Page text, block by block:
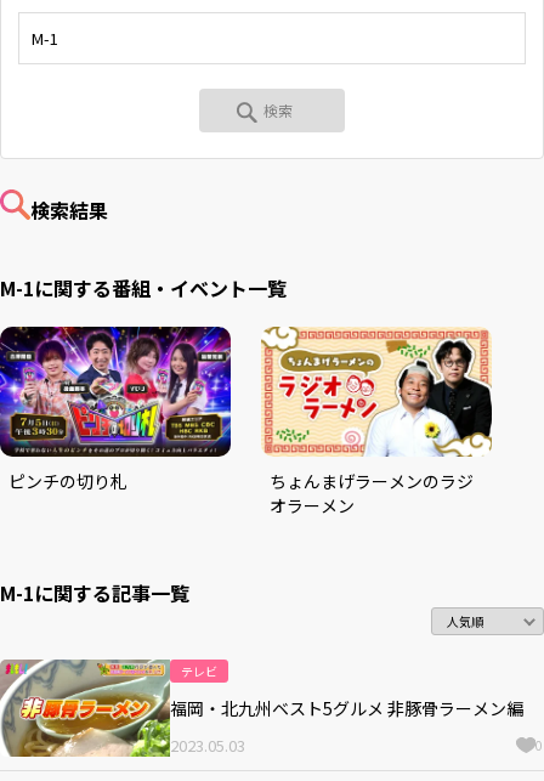
ご意見・お問い合わせ
関連会社
検索結果
M-1に関する番組・イベント一覧
ピンチの切り札
ちょんまげラーメンのラジ
オラーメン
M-1に関する記事一覧
テレビ
福岡・北九州ベスト5グルメ 非豚骨ラーメン編
2023.05.03 0